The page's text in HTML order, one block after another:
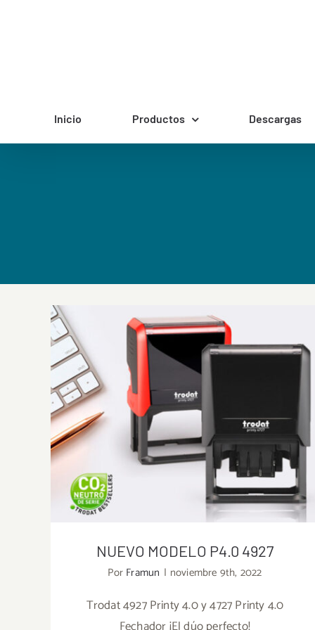
Inicio Productos Descargas
NUEVO MODELO P4.0 4927
Por Framun | noviembre 9th, 2022
Trodat 4927 Printy 4.0 y 4727 Printy 4.0